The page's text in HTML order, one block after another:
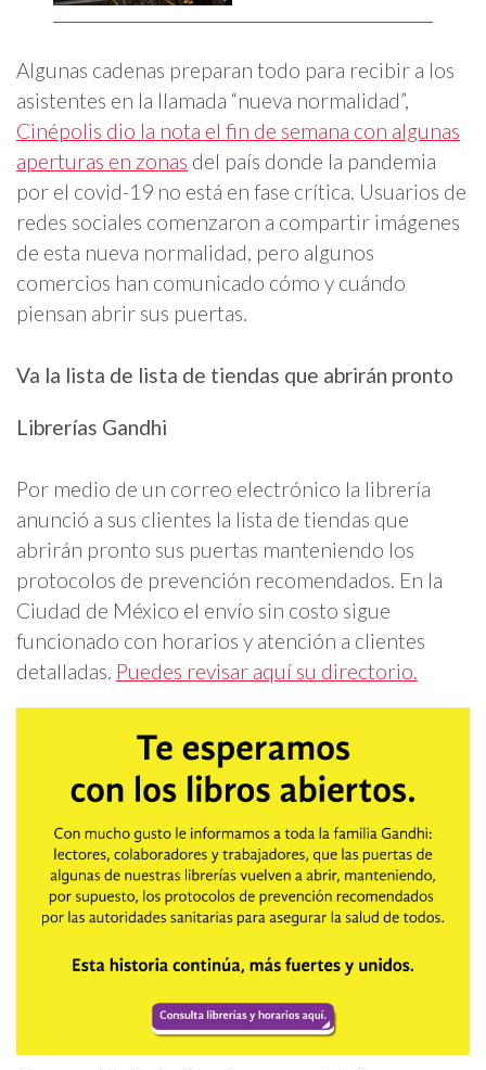
Algunas cadenas preparan todo para recibir a los
asistentes en la llamada “nueva normalidad”,
Cinépolis dio la nota el fin de semana con algunas
aperturas en zonas del país donde la pandemia
por el covid-19 no está en fase crítica. Usuarios de
redes sociales comenzaron a compartir imágenes
de esta nueva normalidad, pero algunos
comercios han comunicado cómo y cuándo
piensan abrir sus puertas.
Va la lista de lista de tiendas que abrirán pronto
Librerías Gandhi
Por medio de un correo electrónico la librería
anunció a sus clientes la lista de tiendas que
abrirán pronto sus puertas manteniendo los
protocolos de prevención recomendados. En la
Ciudad de México el envío sin costo sigue
funcionado con horarios y atención a clientes
detalladas. Puedes revisar aquí su directorio.